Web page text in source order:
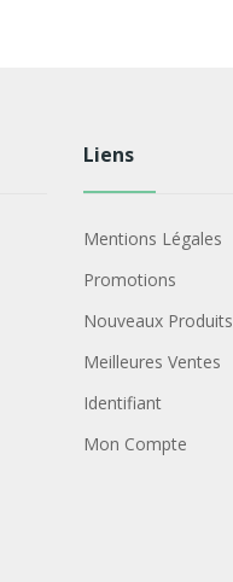
Liens
Mentions Légales
Promotions
Nouveaux Produits
Meilleures Ventes
Identifiant
Mon Compte